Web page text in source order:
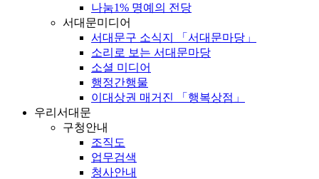
나눔1% 명예의 전당
서대문미디어
서대문구 소식지 「서대문마당」
소리로 보는 서대문마당
소셜 미디어
행정간행물
이대상권 매거진 「행복상점」
우리서대문
구청안내
조직도
업무검색
청사안내